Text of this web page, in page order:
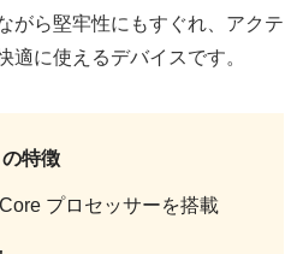
がら堅牢性にもすぐれ、アクテ
適に使えるデバイスです。
特徴
プロセッサーを搭載